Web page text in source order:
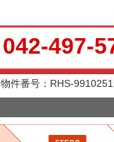
042-497-
物件番号：RHS-